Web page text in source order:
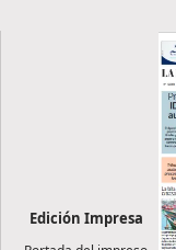
Edición Impresa